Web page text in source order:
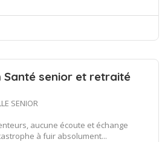
Santé senior et retraité
SENIOR
aucune écoute et échange
à fuir absolument...